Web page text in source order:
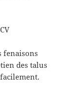
fenaisons
des talus